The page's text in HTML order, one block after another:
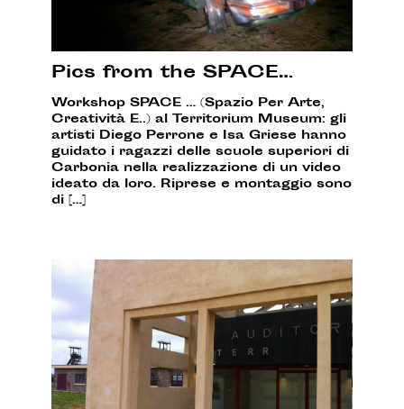
Pics from the SPACE…
Workshop SPACE … (Spazio Per Arte,
Creatività E..) al Territorium Museum: gli
artisti Diego Perrone e Isa Griese hanno
guidato i ragazzi delle scuole superiori di
Carbonia nella realizzazione di un video
ideato da loro. Riprese e montaggio sono
di […]